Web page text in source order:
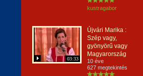
kustragabor
03:33
Újvári Marika :
Szép vagy,
gyönyörű vagy
Magyarország
10 éve
627 megtekintés